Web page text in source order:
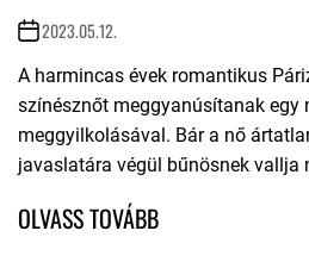
2023.05.12.
A harmincas évek romantikus
színésznőt meggyanúsítanak egy
meggyilkolásával. Bár a nő
javaslatára végül bűnösnek vallja